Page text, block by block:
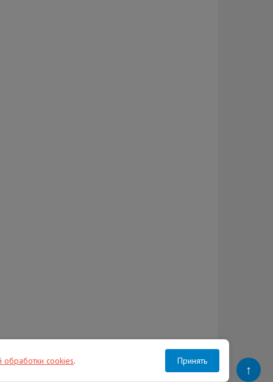
обработки cookies. Принять
↑